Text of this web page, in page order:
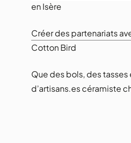
en Isère
Créer des partenariats
Cotton Bird
Que des bols, des
d’artisans.es céramiste